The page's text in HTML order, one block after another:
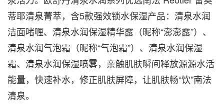
蒂耶清泉菁萃，含5款强效锁水保湿产品：清泉水润
洁面啫喱、清泉水润保湿精华露（昵称“澎澎露”）、
清泉水润气泡霜（昵称“气泡霜”）、清泉水润保湿
霜、清泉水润保湿喷雾，亲触肌肤瞬间释放源源水活
能量，快速补水，修正肌肤屏障， 让肌肤畅“饮”南法
清泉。